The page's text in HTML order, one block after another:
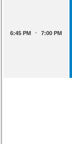
6:45 PM - 7:00 PM